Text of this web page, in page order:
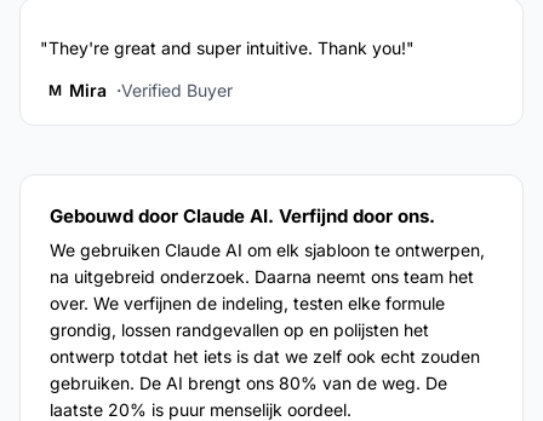
"They're great and super intuitive. Thank you!"
M Mira Verified Buyer
Gebouwd door Claude AI. Verfijnd door ons.
We gebruiken Claude AI om elk sjabloon te ontwerpen,
na uitgebreid onderzoek. Daarna neemt ons team het
over. We verfijnen de indeling, testen elke formule
grondig, lossen randgevallen op en polijsten het
ontwerp totdat het iets is dat we zelf ook echt zouden
gebruiken. De AI brengt ons 80% van de weg. De
laatste 20% is puur menselijk oordeel.